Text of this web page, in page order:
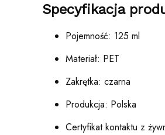
Specyfikacja
Pojemność: 125 ml
Materiał: PET
Zakrętka: czarna
Produkcja: Polska
Certyfikat kontaktu z